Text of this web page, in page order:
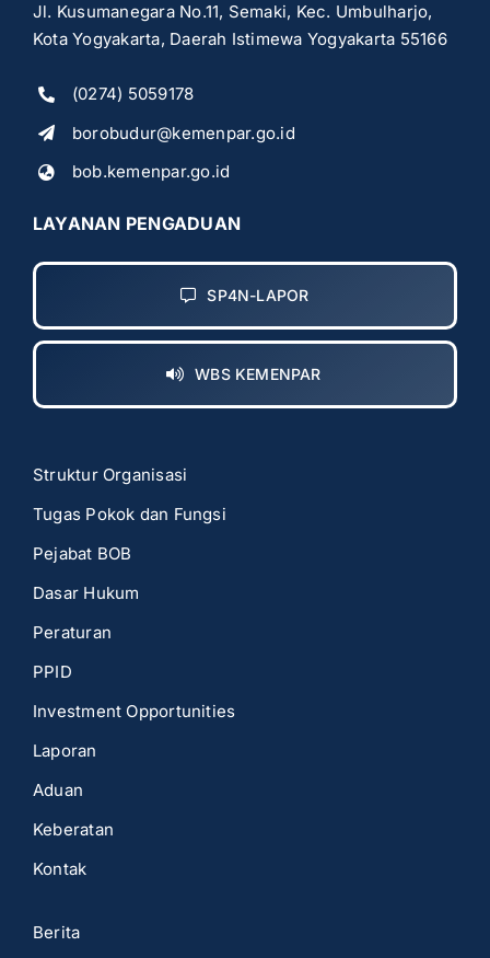
Jl. Kusumanegara No.11, Semaki, Kec. Umbulharjo,
Kota Yogyakarta, Daerah Istimewa Yogyakarta 55166
(0274) 5059178
borobudur@kemenpar.go.id
bob.kemenpar.go.id
LAYANAN PENGADUAN
SP4N-LAPOR
WBS KEMENPAR
Struktur Organisasi
Tugas Pokok dan Fungsi
Pejabat BOB
Dasar Hukum
Peraturan
PPID
Investment Opportunities
Laporan
Aduan
Keberatan
Kontak
Berita